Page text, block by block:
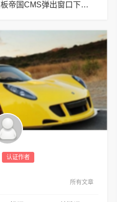
苹果cms模板苹果cms模板帝国CMS弹出窗口下载方式改为点击链接直接下载教程
认证作者
所有文章